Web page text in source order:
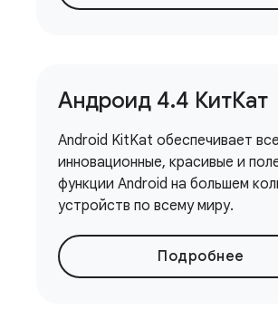
Андроид 4.4 КитКат
Android KitKat обеспечивает
инновационные, красивые и
функции Android на большем
устройств по всему миру.
Подробнее